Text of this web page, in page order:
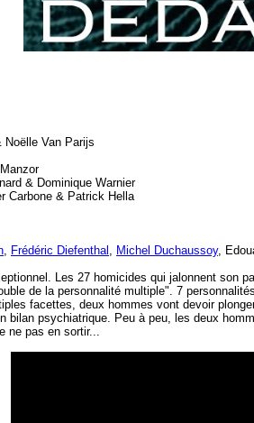
Noëlle Van Parijs
& Dominique Warnier
Carbone & Patrick Hella
, Frédéric Diefenthal , Michel Duchaussoy,
Les 27 homicides qui jalonnent son
de la personnalité multiple". 7
facettes, deux hommes vont devoir
bilan psychiatrique. Peu à peu, les deux
ne pas en sortir...